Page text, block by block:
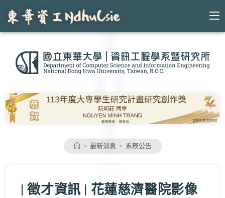
content
> 最新消息 > 系務公告
| 徵才資訊 | 花蓮慈濟醫院影像